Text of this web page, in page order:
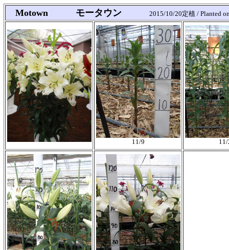
Motown モータウン 2015/10/20定植 / Planted
11/9